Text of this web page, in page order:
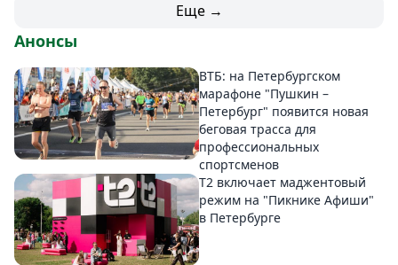
Еще →
Анонсы
ВТБ: на Петербургском
марафоне "Пушкин –
Петербург" появится новая
беговая трасса для
профессиональных
спортсменов
Т2 включает маджентовый
режим на "Пикнике Афиши"
в Петербурге